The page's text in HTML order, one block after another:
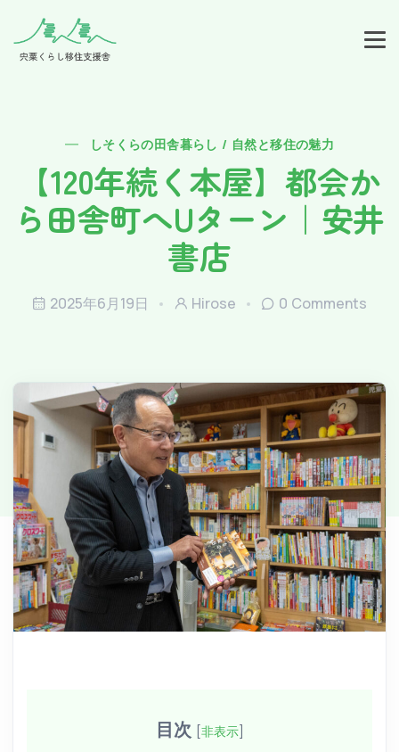
しそくらの田舎暮らし / 自然と移住の魅力
【120年続く本屋】都会か
ら田舎町へUターン｜安井
書店
2025年6月19日 Hirose 0 Comments
目次 [非表示]